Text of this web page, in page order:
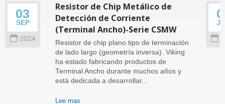
03
SEP
2024
Resistor de Chip Metálico de
Detección de Corriente
(Terminal Ancho)-Serie CSMW
Resistor de chip plano tipo de terminación
de lado largo (geometría inversa). Viking
ha estado fabricando productos de
Terminal Ancho durante muchos años y
está dedicada a desarrollar...
Lee mas